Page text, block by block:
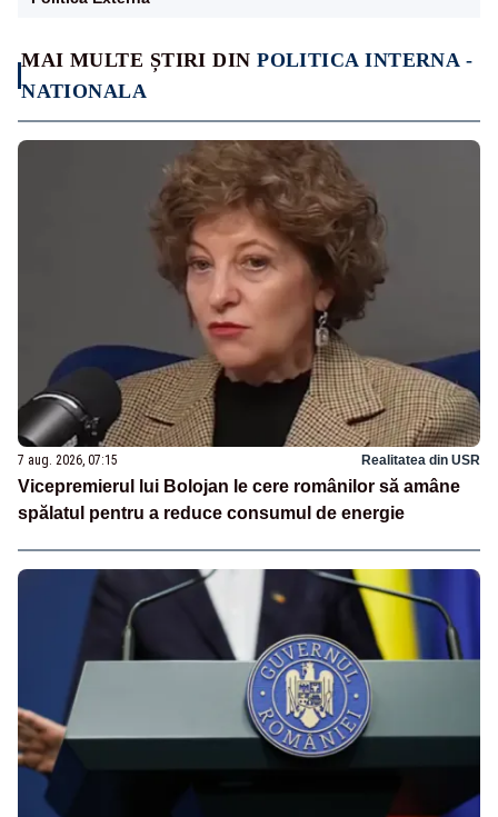
MAI MULTE ȘTIRI DINPOLITICA INTERNA -
NATIONALA
7 aug. 2026, 07:15 Realitatea din USR
Vicepremierul lui Bolojan le cere românilor să amâne
spălatul pentru a reduce consumul de energie